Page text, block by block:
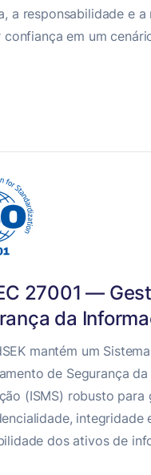
a responsabilidade e
em um
27001 —
da
mantém um
de Segurança da
(ISMS) robusto para
integridade
dos ativos de